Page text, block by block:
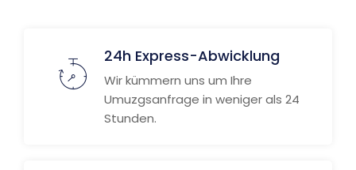
24h Express-Abwicklung
Wir kümmern uns um Ihre
Umuzgsanfrage in weniger als 24
Stunden.